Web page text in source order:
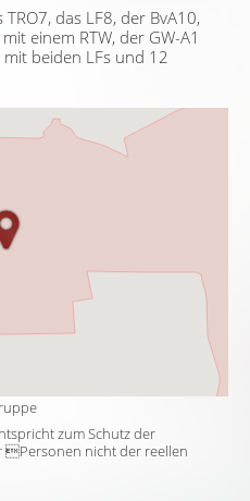
das LF8, der BvA10,
einem RTW, der GW-A1
beiden LFs und 12
zum Schutz der
Personen nicht der reellen